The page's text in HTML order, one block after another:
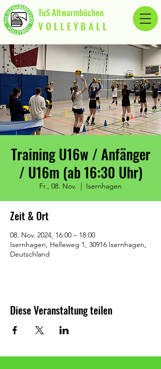
TuS Altwarmbüchen
V O L L E Y B A L L
Training U16w / Anfänger
/ U16m (ab 16:30 Uhr)
Fr., 08. Nov.
  |
Isernhagen
Zeit & Ort
08. Nov. 2024, 16:00 – 18:00
Isernhagen, Helleweg 1, 30916 Isernhagen,
Deutschland
Diese Veranstaltung teilen